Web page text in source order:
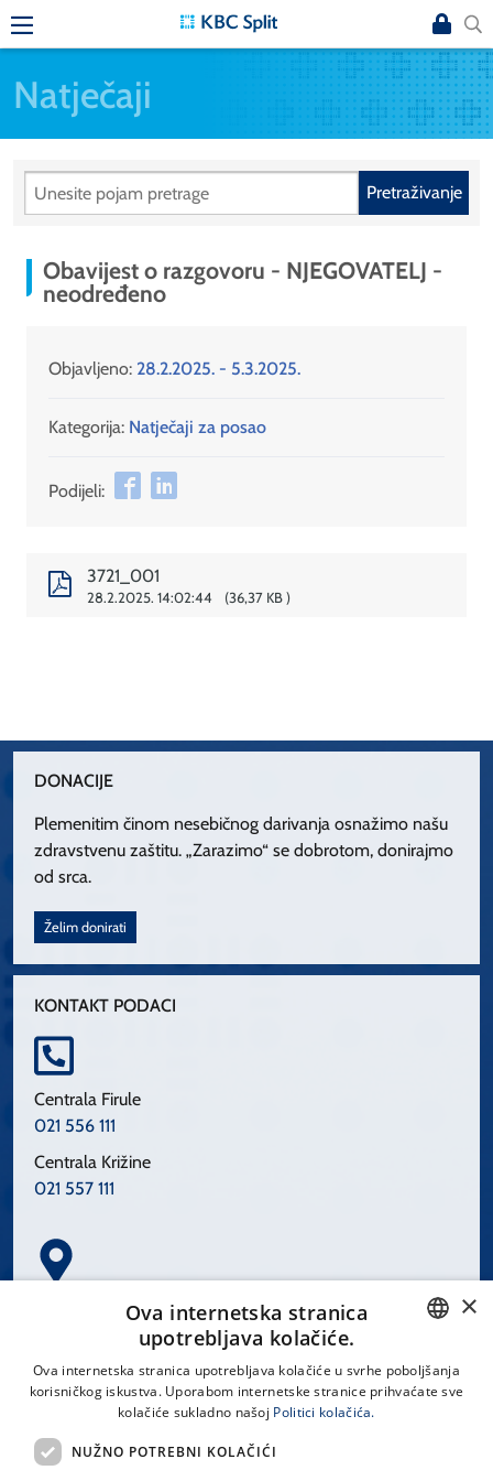
Natječaji
Pretraživanje
Obavijest o razgovoru - NJEGOVATELJ -
neodređeno
Objavljeno: 28.2.2025. - 5.3.2025.
Kategorija: Natječaji za posao
Podijeli:
3721_001
28.2.2025. 14:02:44 36,37 KB
DONACIJE
Plemenitim činom nesebičnog darivanja osnažimo našu
zdravstvenu zaštitu. „Zarazimo“ se dobrotom, donirajmo
od srca.
Želim donirati
KONTAKT PODACI
Centrala Firule
021 556 111
Centrala Križine
021 557 111
Spinčićeva 1, 21000 Split
CROATIAN
×
Ova internetska stranica
upotrebljava kolačiće.
Ova internetska stranica upotrebljava kolačiće u svrhe poboljšanja
korisničkog iskustva. Uporabom internetske stranice prihvaćate sve
kolačiće sukladno našoj Politici kolačića.
NUŽNO POTREBNI KOLAČIĆI